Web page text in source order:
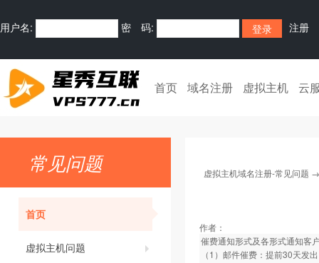
用户名: 密 码: 注册
首页 域名注册 虚拟主机 云
常见问题
首页
虚拟主机问题
虚拟主机域名注册-常见问题
作者：
催费通知形式及各形式通知客
（1）邮件催费：提前30天发